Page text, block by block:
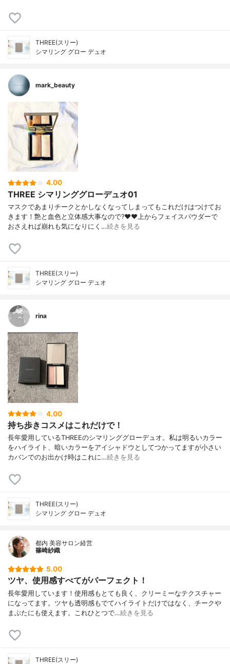
THREE(スリー)
シマリング グロー デュオ
mark_beauty
4.00
THREE シマリンググローデュオ01
マスクであまりチークとかしなくなってしまってもこれだけはつけてお
きます！艶と血色と立体感大事なので?❤️❤️上からフェイスパウダーで
おさえれば崩れも気になりにく…続きを見る
THREE(スリー)
シマリング グロー デュオ
rina
4.00
持ち歩きコスメはこれだけで！
長年愛用しているTHREEのシマリンググローデュオ。私は明るいカラー
をハイライト、暗いカラーをアイシャドウとしてつかってますが小さい
カバンでのお出かけ時はこれに…続きを見る
THREE(スリー)
シマリング グロー デュオ
都内 美容サロン経営
篠崎紗織
5.00
ツヤ、使用感すべてがパーフェクト！
長年愛用しています！使用感もとても良く、クリーミーなテクスチャー
になってます。ツヤも透明感もでてハイライトだけではなく、チークや
まぶたにも使えます。これひとつで…続きを見る
THREE(スリー)